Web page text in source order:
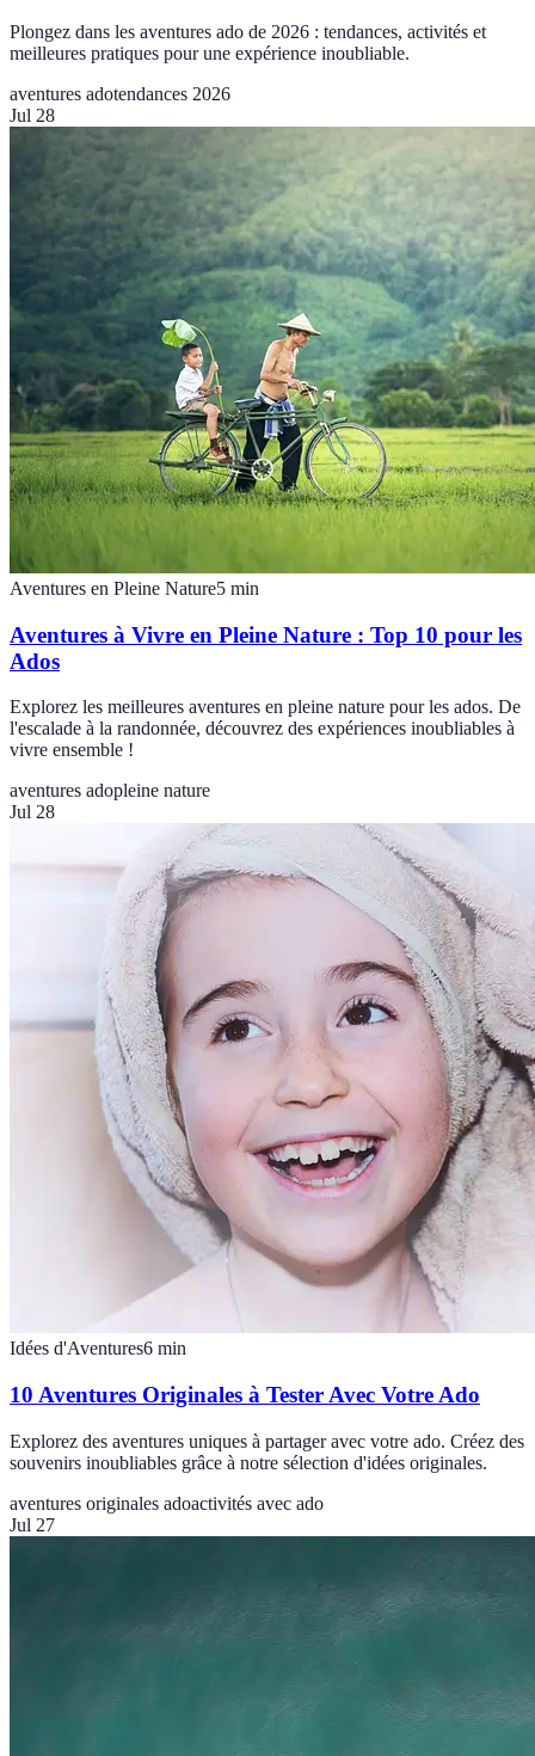
Plongez dans les aventures ado de 2026 : tendances, activités et
meilleures pratiques pour une expérience inoubliable.
aventures adotendances 2026
Jul 28
Aventures en Pleine Nature5 min
Aventures à Vivre en Pleine Nature : Top 10 pour les
Ados
Explorez les meilleures aventures en pleine nature pour les ados. De
l'escalade à la randonnée, découvrez des expériences inoubliables à
vivre ensemble !
aventures adopleine nature
Jul 28
Idées d'Aventures6 min
10 Aventures Originales à Tester Avec Votre Ado
Explorez des aventures uniques à partager avec votre ado. Créez des
souvenirs inoubliables grâce à notre sélection d'idées originales.
aventures originales adoactivités avec ado
Jul 27